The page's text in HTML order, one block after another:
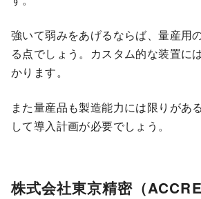
強いて弱みをあげるならば、量産用
る点でしょう。カスタム的な装置に
かります。
また量産品も製造能力には限りがあ
して導入計画が必要でしょう。
株式会社東京精密（